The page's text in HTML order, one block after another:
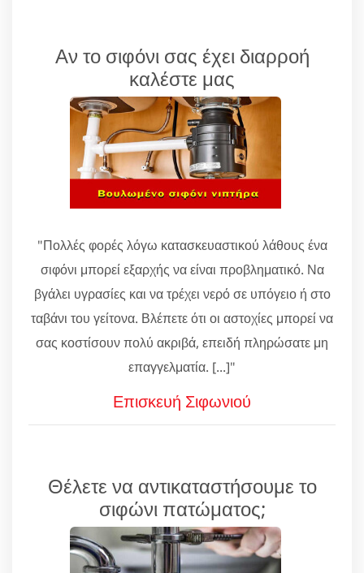
Αν το σιφόνι σας έχει διαρροή
καλέστε μας
"Πολλές φορές λόγω κατασκευαστικού λάθους ένα
σιφόνι μπορεί εξαρχής να είναι προβληματικό. Να
βγάλει υγρασίες και να τρέχει νερό σε υπόγειο ή στο
ταβάνι του γείτονα. Βλέπετε ότι οι αστοχίες μπορεί να
σας κοστίσουν πολύ ακριβά, επειδή πληρώσατε μη
επαγγελματία. [...]"
Επισκευή Σιφωνιού
Θέλετε να αντικαταστήσουμε το
σιφώνι πατώματος;